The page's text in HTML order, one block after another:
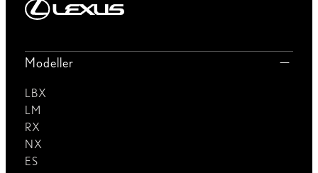
Modeller
LBX
LM
RX
NX
ES